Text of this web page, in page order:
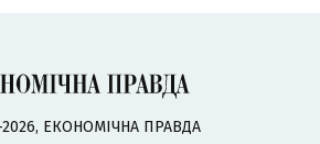
ЕКОНОМІЧНА ПРАВДА